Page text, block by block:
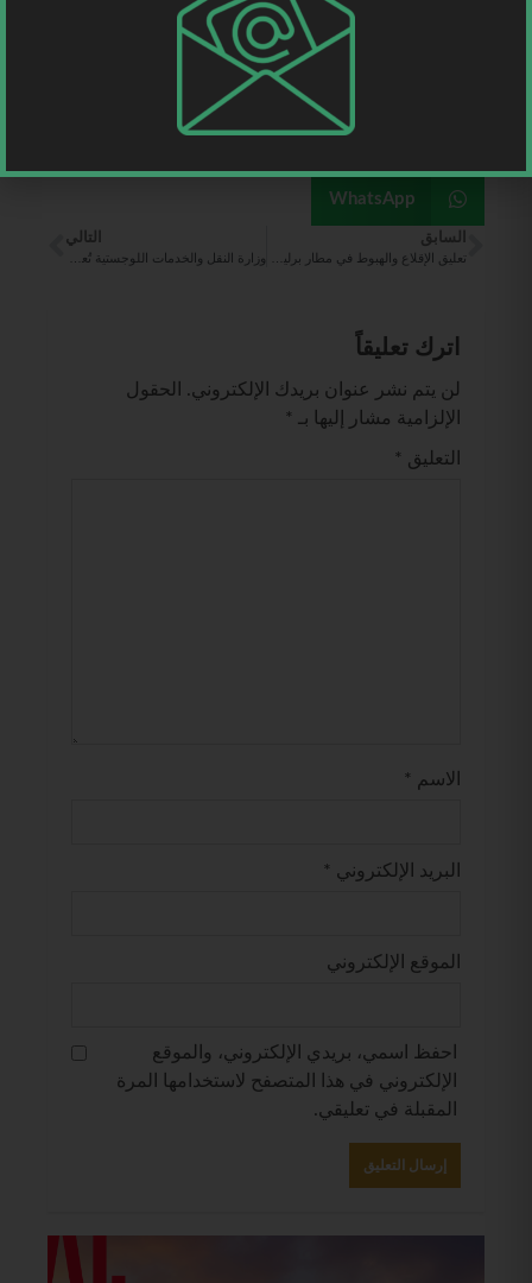
Twitter
LinkedIn
Telegram
WhatsApp
السابق التالي
اترك تعليقاً
لن يتم نشر عنوان بريدك الإلكتروني.
الحقول
الإلزامية مشار إليها بـ
*
التعليق *
الاسم *
البريد الإلكتروني *
الموقع الإلكتروني
احفظ اسمي، بريدي الإلكتروني، والموقع
الإلكتروني في هذا المتصفح لاستخدامها المرة
المقبلة في تعليقي.